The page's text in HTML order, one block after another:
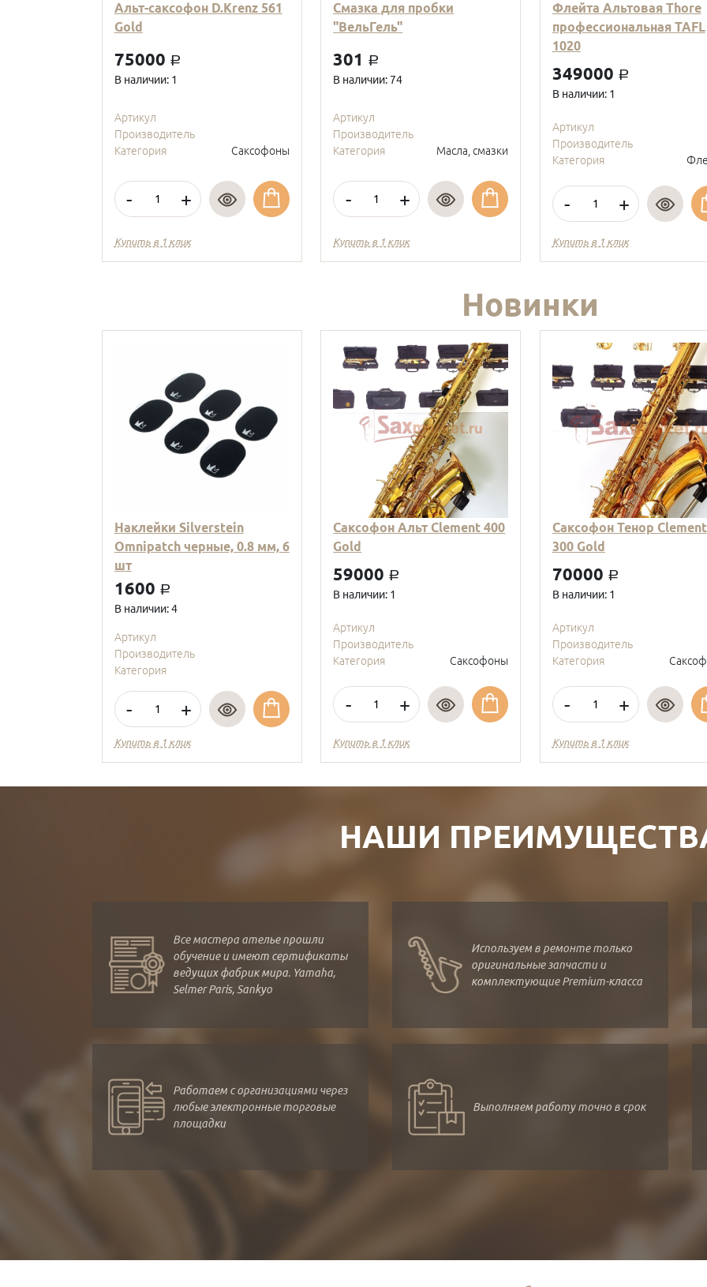
Альт-саксофон D.Krenz 561
Gold
75000 a
В наличии: 1
Артикул
Производитель
Категория
Саксофоны
- +
Купить в 1 клик
Смазка для пробки
"ВельГель"
301 a
В наличии: 74
Артикул
Производитель
Категория
Масла, смазки
- +
Купить в 1 клик
Флейта Альтовая Thore
профессиональная TAFL
1020
349000 a
В наличии: 1
Артикул
Производитель
Категория
- +
Купить в 1 клик
Новинки
Наклейки Silverstein
Omnipatch черные, 0.8 мм, 6
шт
1600 a
В наличии: 4
Артикул
Производитель
Категория
- +
Купить в 1 клик
Саксофон Альт Clement 400
Gold
59000 a
В наличии: 1
Артикул
Производитель
Категория
Саксофоны
- +
Купить в 1 клик
Саксофон Тенор Clement
300 Gold
70000 a
В наличии: 1
Артикул
Производитель
Категория
- +
Купить в 1 клик
НАШИ
Все мастера ателье прошли
обучение и имеют сертификаты
ведущих фабрик мира. Yamaha,
Selmer Paris, Sankyo
Используем в ремонте только
оригинальные запчасти и
комплектующие Premium-класса
Работаем с организациями через
любые электронные торговые
площадки
Выполняем работу точно в срок